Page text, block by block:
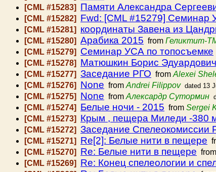
[CML #15283] Памяти Александра
[CML #15282] Fwd: [CML #15279] Семинар
[CML #15281] координаты Завена из
[CML #15280] Арабика 2015 from Геликтит-
[CML #15279] Семинар УСА по топосъемке
[CML #15278] Матюшкин Борис Эдуардович
[CML #15277] Заседание РГО from Alexei
[CML #15276] None from Andrei Filippov dated 13
[CML #15275] None from Алексардр Сутормин
[CML #15274] Белые ночи - 2015 from Sergei
[CML #15273] Крым , пещера Миледи -380
[CML #15272] Заседание Спелеокомиссии
[CML #15271] Re[2]: Белые нити в пещере
[CML #15270] Re: Белые нити в пещере
[CML #15269] Re: Конец спелеологии и